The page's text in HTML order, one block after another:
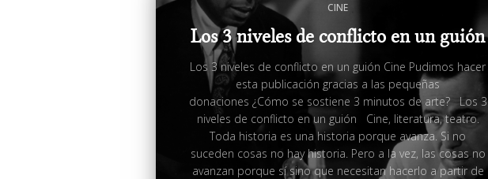
CINE
Los 3 niveles de conflicto en un guión
Los 3 niveles de conflicto en un guión Cine Pudimos hacer
esta publicación gracias a las pequeñas
donaciones ¿Cómo se sostiene 3 minutos de arte? Los 3
niveles de conflicto en un guión Cine, literatura, teatro.
Toda historia es una historia porque avanza. Si no
suceden cosas no hay historia. Pero a la vez, las cosas no
avanzan porque sí sino que necesitan hacerlo a partir de